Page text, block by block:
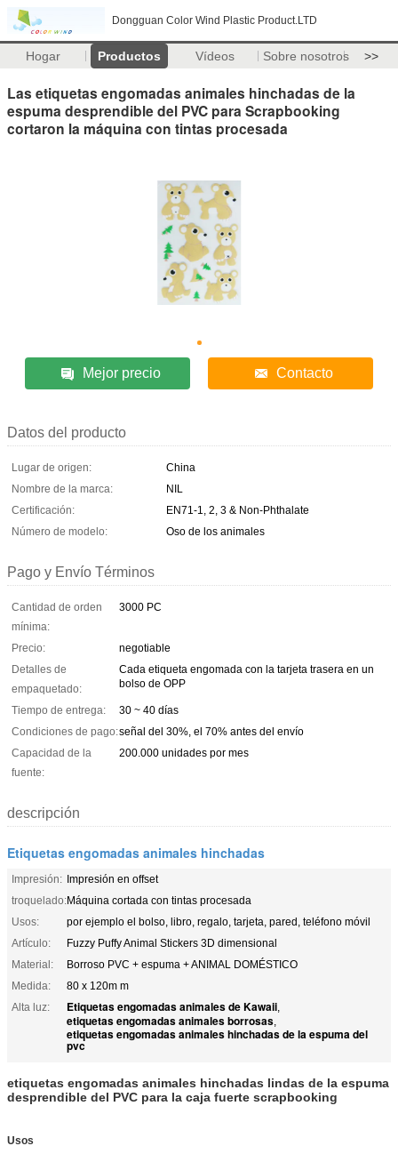
Dongguan Color Wind Plastic Product.LTD
Hogar Productos Vídeos Sobre nosotros >>
Las etiquetas engomadas animales hinchadas de la
espuma desprendible del PVC para Scrapbooking
cortaron la máquina con tintas procesada
Mejor precio Contacto
Datos del producto
Lugar de origen:
China
Nombre de la marca:
NIL
Certificación:
EN71-1, 2, 3 & Non-Phthalate
Número de modelo:
Oso de los animales
Pago y Envío Términos
Cantidad de orden
mínima:
3000 PC
Precio:
negotiable
Detalles de
empaquetado:
Cada etiqueta engomada con la tarjeta trasera en un
bolso de OPP
Tiempo de entrega:
30 ~ 40 días
Condiciones de pago:señal del 30%, el 70% antes del envío
Capacidad de la
fuente:
200.000 unidades por mes
descripción
Etiquetas engomadas animales hinchadas
Impresión: Impresión en offset
troquelado:Máquina cortada con tintas procesada
Usos:
por ejemplo el bolso, libro, regalo, tarjeta, pared, teléfono móvil
Artículo:
Fuzzy Puffy Animal Stickers 3D dimensional
Material:
Borroso PVC + espuma + ANIMAL DOMÉSTICO
Medida:
80 x 120m m
Alta luz:
Etiquetas engomadas animales de Kawaii,
etiquetas engomadas animales borrosas,
etiquetas engomadas animales hinchadas de la espuma del
pvc
etiquetas engomadas animales hinchadas lindas de la espuma
desprendible del PVC para la caja fuerte scrapbooking
Usos